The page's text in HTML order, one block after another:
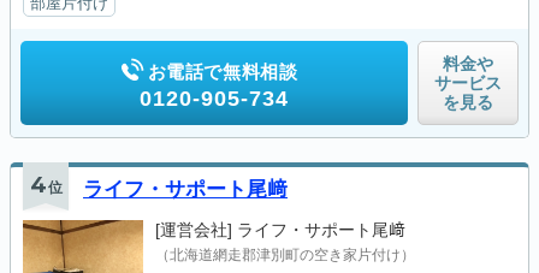
お電話で無料相談
0120-905-734
料金や
サービス
を見る
4位 ライフ・サポート尾﨑
[運営会社] ライフ・サポート尾﨑
（北海道網走郡津別町の空き家片付け）